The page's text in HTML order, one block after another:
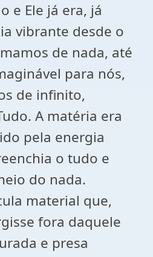
e Ele já era, já
vibrante desde o
de nada, até
para nós,
de infinito,
A matéria era
pela energia
o tudo e
do nada.
material que,
fora daquele
e presa